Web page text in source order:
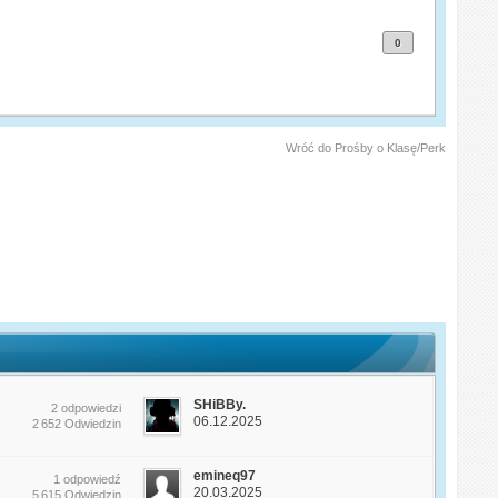
0
Wróć do Prośby o Klasę/Perk
2 odpowiedzi
2 652 Odwiedzin
SHiBBy.
06.12.2025
1 odpowiedź
5 615 Odwiedzin
emineq97
20.03.2025